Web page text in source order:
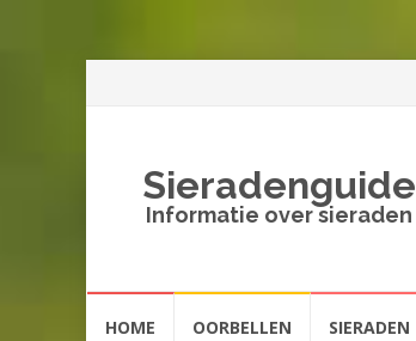
Sieradenguide
Informatie over sieraden
naarHOME OORBELLEN SIERADEN